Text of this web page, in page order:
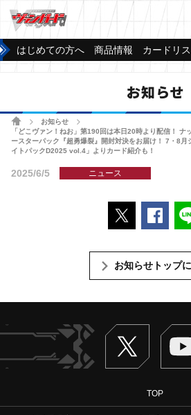
はじめての方へ 商品情報 カードリ
お知らせ
ホームお知らせ
「どこヴァン！ねお」第190回は本日20時より配信！ ナ
ースターパック『超勇爆裂』開封対決をお届け！ 7・8月
イトパックD2025 vol.4」よりカード紹介も！
2025/6/5 ニュース
ポストする
お知らせトップ
Twitter
TOP